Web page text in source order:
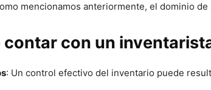
mencionamos anteriormente, el dominio
con un
: Un control efectivo del inventario puede